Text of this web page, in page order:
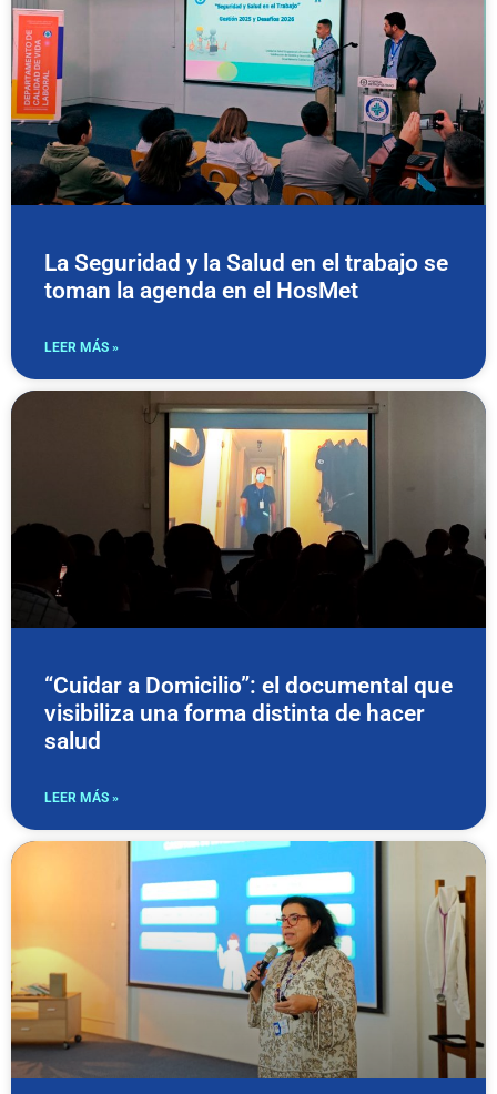
La Seguridad y la Salud en el trabajo se
toman la agenda en el HosMet
LEER MÁS »
“Cuidar a Domicilio”: el documental que
visibiliza una forma distinta de hacer
salud
LEER MÁS »